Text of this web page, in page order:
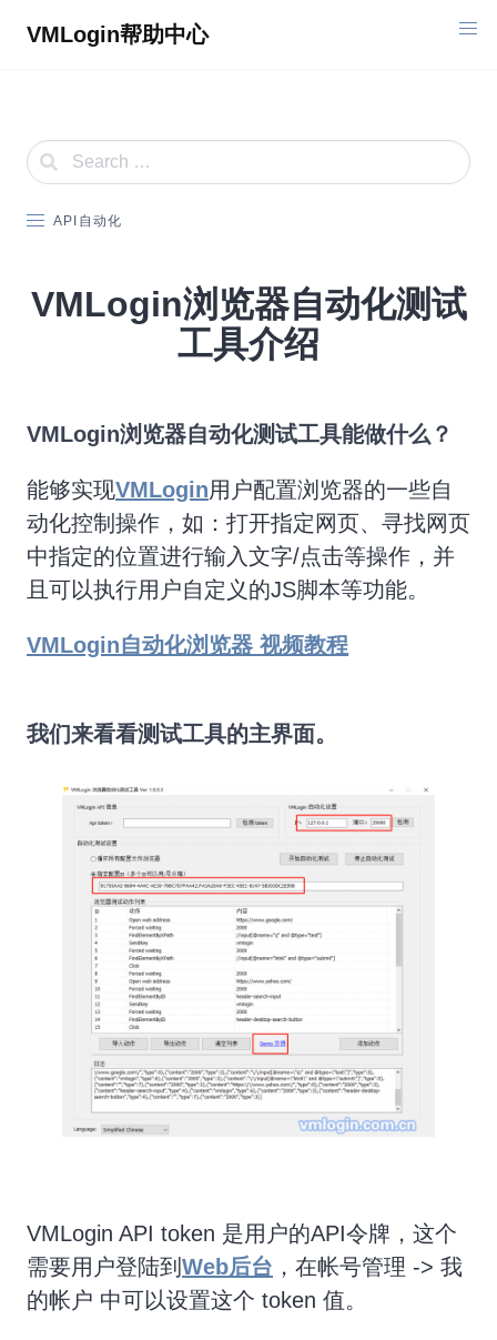
VMLogin帮助中心
API自动化
VMLogin浏览器自动化测试
工具介绍
VMLogin浏览器自动化测试工具能做什么？
能够实现VMLogin用户配置浏览器的一些自
动化控制操作，如：打开指定网页、寻找网页
中指定的位置进行输入文字/点击等操作，并
且可以执行用户自定义的JS脚本等功能。
VMLogin自动化浏览器 视频教程
我们来看看测试工具的主界面。
VMLogin API token 是用户的API令牌，这个
需要用户登陆到 Web后台 ，在帐号管理 -> 我
的帐户 中可以设置这个 token 值。